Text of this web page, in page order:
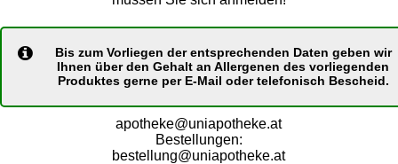
Bis zum Vorliegen der entsprechenden Daten geben wir
Ihnen über den Gehalt an Allergenen des vorliegenden
Produktes gerne per E-Mail oder telefonisch Bescheid.
apotheke@uniapotheke.at
Bestellungen:
bestellung@uniapotheke.at